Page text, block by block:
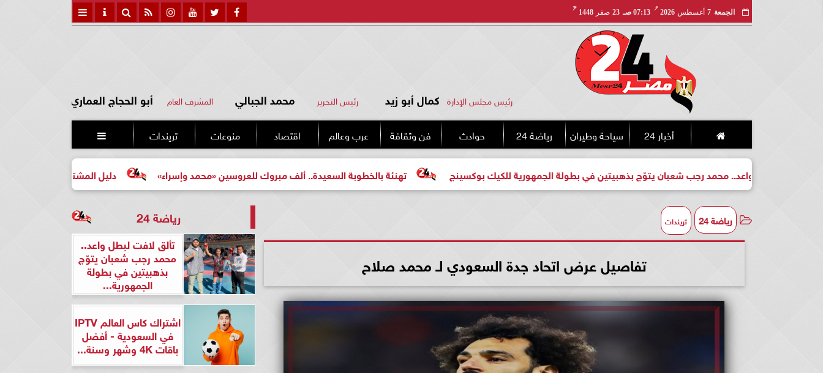
الجمعة 7 أغسطس 2026
مـ
07:13 صـ 23 صفر 1448
هـ
رئيس مجلس الإدارة كمال أبو زيد رئيس التحرير محمد الجبالي المشرف العام أبو الحجاج العماري
أخبار 24 سياحة وطيران رياضة 24 حوادث فن وثقافة عرب وعالم اقتصاد منوعات تريندات 
دليل المشتري لأول مرة لاختيار مشروع تهنئة بالخطوبة السعيدة.. ألف مبروك للعروسين «محمد وإسراء» واعد.. محمد رجب شعبان يتوّج بذهبيتين في بطولة الجمهورية للكيك بوكسينج
رياضة 24 تريندات
تفاصيل عرض اتحاد جدة السعودي لـ محمد صلاح
رياضة 24
تألق لافت لبطل واعد..
محمد رجب شعبان يتوّج
بذهبيتين في بطولة
الجمهورية...
اشتراك كاس العالم IPTV
في السعودية - أفضل
باقات 4K وشهر وسنة...